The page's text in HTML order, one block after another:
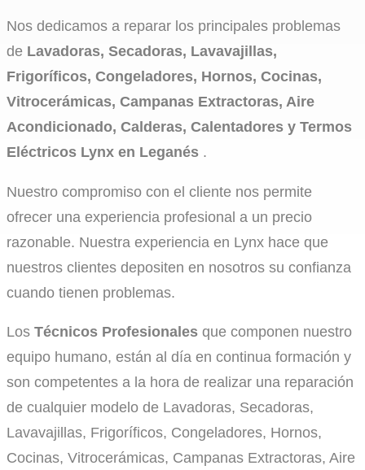
Nos dedicamos a reparar los principales problemas
de Lavadoras, Secadoras, Lavavajillas,
Frigoríficos, Congeladores, Hornos, Cocinas,
Vitrocerámicas, Campanas Extractoras, Aire
Acondicionado, Calderas, Calentadores y Termos
Eléctricos Lynx en Leganés .
Nuestro compromiso con el cliente nos permite
ofrecer una experiencia profesional a un precio
razonable. Nuestra experiencia en Lynx hace que
nuestros clientes depositen en nosotros su confianza
cuando tienen problemas.
Los Técnicos Profesionales que componen nuestro
equipo humano, están al día en continua formación y
son competentes a la hora de realizar una reparación
de cualquier modelo de Lavadoras, Secadoras,
Lavavajillas, Frigoríficos, Congeladores, Hornos,
Cocinas, Vitrocerámicas, Campanas Extractoras, Aire